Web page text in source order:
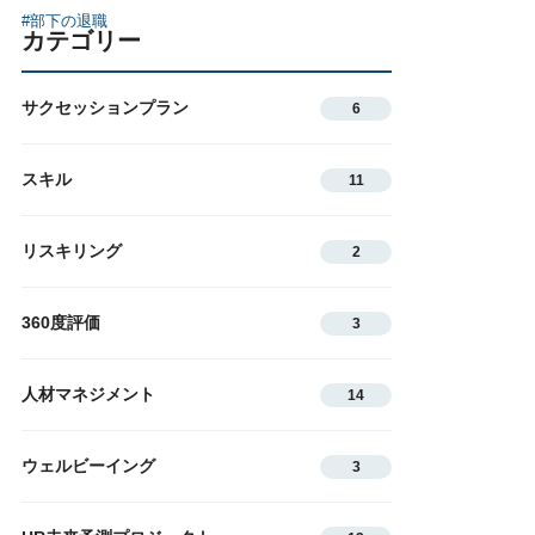
#部下の退職
カテゴリー
サクセッションプラン 6
スキル 11
リスキリング 2
360度評価 3
人材マネジメント 14
ウェルビーイング 3